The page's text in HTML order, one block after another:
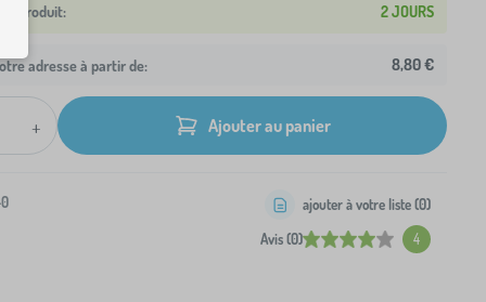
2 JOURS
adresse à partir de: 8,80 €
+ Ajouter au panier
Avis (0) 4
ajouter à votre liste (0)